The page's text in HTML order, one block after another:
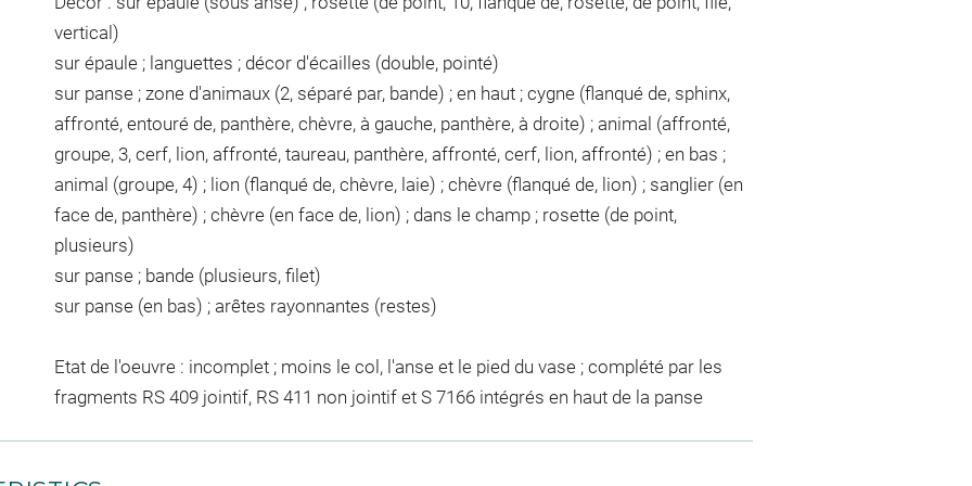
vertical)
sur épaule ; languettes ; décor d'écailles (double, pointé)
sur panse ; zone d'animaux (2, séparé par, bande) ; en haut ; cygne (flanqué de, sphinx,
affronté, entouré de, panthère, chèvre, à gauche, panthère, à droite) ; animal (affronté,
groupe, 3, cerf, lion, affronté, taureau, panthère, affronté, cerf, lion, affronté) ; en bas ;
animal (groupe, 4) ; lion (flanqué de, chèvre, laie) ; chèvre (flanqué de, lion) ; sanglier (en
face de, panthère) ; chèvre (en face de, lion) ; dans le champ ; rosette (de point,
plusieurs)
sur panse ; bande (plusieurs, filet)
sur panse (en bas) ; arêtes rayonnantes (restes)
Etat de l'oeuvre : incomplet ; moins le col, l'anse et le pied du vase ; complété par les
fragments RS 409 jointif, RS 411 non jointif et S 7166 intégrés en haut de la panse